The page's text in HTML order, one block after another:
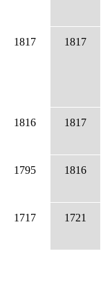
1817 1817
1816 1817
1795 1816
1717 1721